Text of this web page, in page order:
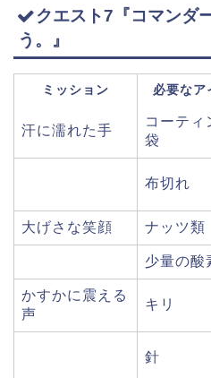
クエスト7『コマンダ
う。』
ミッション 必要なア
汗に濡れた手
コーティ
袋
布切れ
大げさな笑顔 ナッツ類
少量の酸
かすかに震える
声
キリ
針